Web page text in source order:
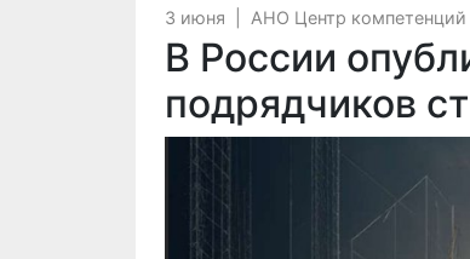
3 июня АНО Центр
В России
подрядчиков